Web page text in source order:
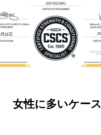
女性に多いケース